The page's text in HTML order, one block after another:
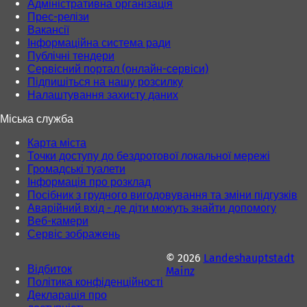
Адміністративна організація
Прес-релізи
Вакансії
Інформаційна система ради
Публічні тендери
Сервісний портал (онлайн-сервіси)
Підпишіться на нашу розсилку
Налаштування захисту даних
Міська служба
Карта міста
Точки доступу до бездротової локальної мережі
Громадські туалети
Інформація про розклад
Посібник з грудного вигодовування та зміни підгузків
Аварійний вхід - де діти можуть знайти допомогу
Веб-камери
Сервіс зображень
Відбиток
Політика конфіденційності
Декларація про
© 2026 Landeshauptstadt
Mainz